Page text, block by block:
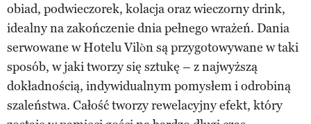
obiad, podwieczorek, kolacja oraz wieczorny drink,
idealny na zakończenie dnia pełnego wrażeń. Dania
serwowane w Hotelu Vilòn są przygotowywane w taki
sposób, w jaki tworzy się sztukę – z najwyższą
dokładnością, indywidualnym pomysłem i odrobiną
szaleństwa. Całość tworzy rewelacyjny efekt, który